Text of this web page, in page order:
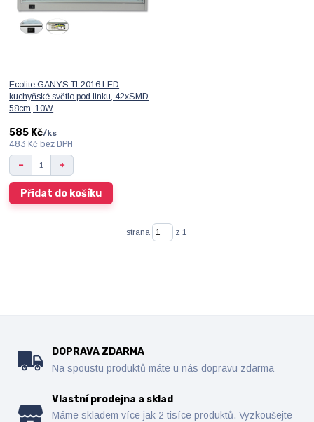
Ecolite GANYS TL2016 LED
kuchyňské světlo pod linku, 42xSMD
58cm, 10W
585 Kč/ks
483 Kč bez DPH
Přidat do košíku
strana z 1
DOPRAVA ZDARMA
Na spoustu produktů máte u nás dopravu zdarma
Vlastní prodejna a sklad
Máme skladem více jak 2 tisíce produktů. Vyzkoušejte